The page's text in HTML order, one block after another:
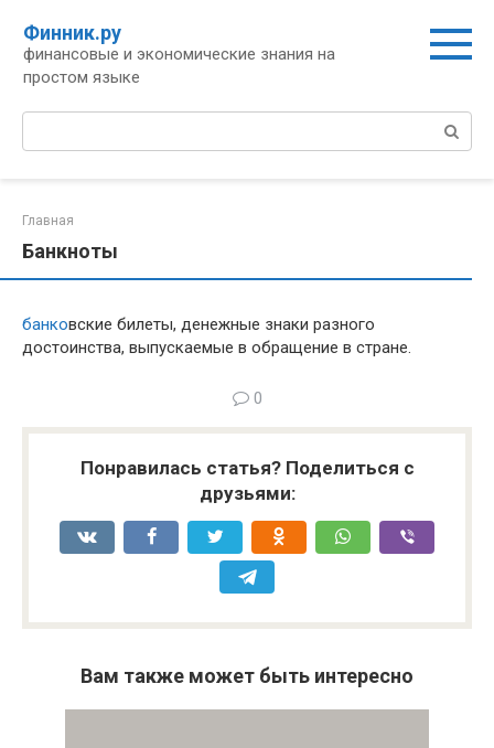
контенту
Финник.ру
финансовые и экономические знания на
простом языке
Поиск:
Главная
Банкноты
банковские билеты, денежные знаки разного
достоинства, выпускаемые в обращение в стране.
0
Понравилась статья? Поделиться с
друзьями:
Вам также может быть интересно